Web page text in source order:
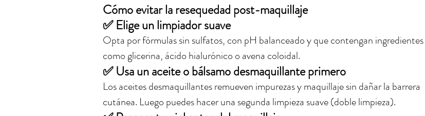
Cómo evitar la resequedad post-maquillaje
✅ Elige un limpiador suave
Opta por fórmulas sin sulfatos, con pH balanceado y que contengan ingredientes
como glicerina, ácido hialurónico o avena coloidal.
✅ Usa un aceite o bálsamo desmaquillante primero
Los aceites desmaquillantes remueven impurezas y maquillaje sin dañar la barrera
cutánea. Luego puedes hacer una segunda limpieza suave (doble limpieza).